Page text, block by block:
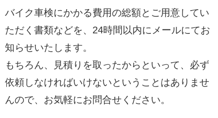
バイク車検にかかる費用の総額とご用意してい
ただく書類などを、24時間以内にメールにてお
知らせいたします。
もちろん、見積りを取ったからといって、必ず
依頼しなければいけないということはありませ
んので、お気軽にお問合せください。